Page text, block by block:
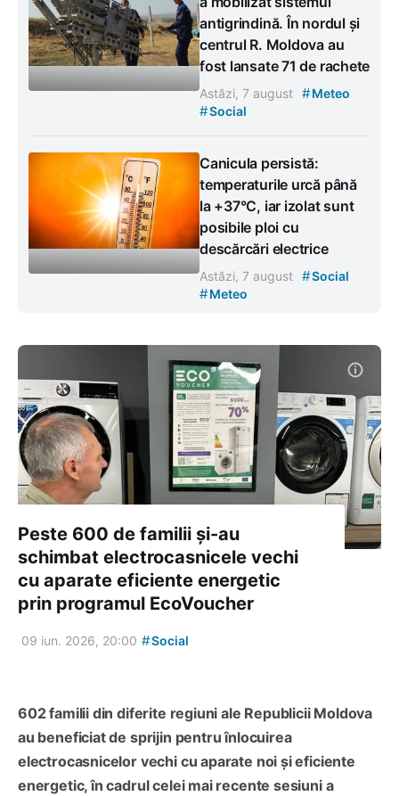
antigrindină. În nordul și
centrul R. Moldova au
fost lansate 71 de rachete
Astăzi, 7 august #Meteo
#Social
Canicula persistă:
temperaturile urcă până
la +37°C, iar izolat sunt
posibile ploi cu
descărcări electrice
Astăzi, 7 august #Social
#Meteo
Peste 600 de familii și-au
schimbat electrocasnicele vechi
cu aparate eficiente energetic
prin programul EcoVoucher
09 iun. 2026, 20:00 #Social
602 familii din diferite regiuni ale Republicii Moldova
au beneficiat de sprijin pentru înlocuirea
electrocasnicelor vechi cu aparate noi și eficiente
energetic, în cadrul celei mai recente sesiuni a